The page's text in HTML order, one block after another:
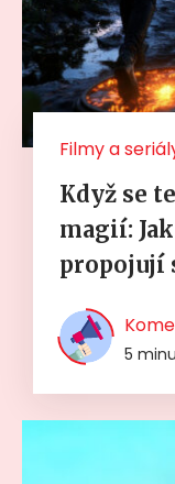
Filmy a
Když se
magií:
propojují
5